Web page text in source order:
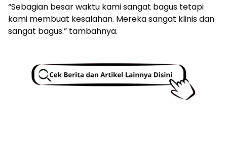
“Sebagian besar waktu kami sangat bagus tetapi
kami membuat kesalahan. Mereka sangat klinis dan
sangat bagus.” tambahnya.